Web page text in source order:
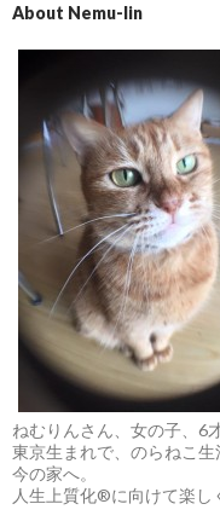
About Nemu-lin
ねむりんさん、女の子、6
東京生まれで、のらねこ
今の家へ。
人生上質化®に向けて楽